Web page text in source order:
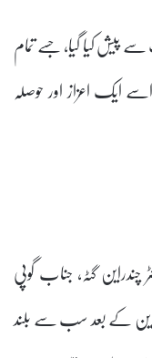
سے پیش کیا گیا، جسے تمام
ایک اعزاز اور حوصلہ
گٹہ، جناب گوپی
کے بعد سب سے بلند